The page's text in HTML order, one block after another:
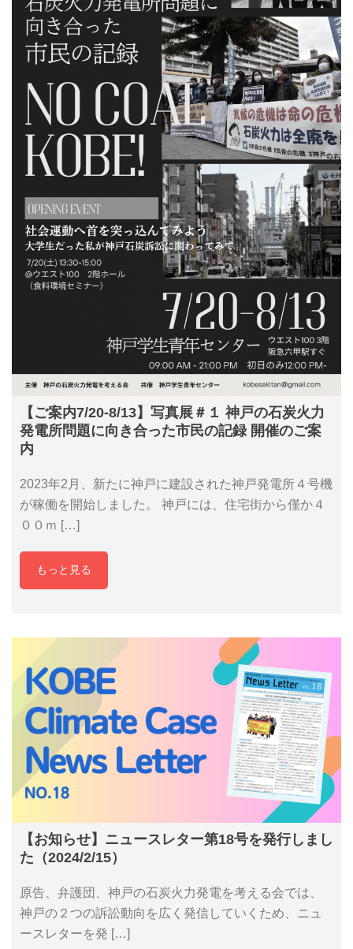
【ご案内7/20‐8/13】写真展＃１ 神戸の石炭火力
発電所問題に向き合った市民の記録 開催のご案
内
2023年2月、新たに神戸に建設された神戸発電所４号機
が稼働を開始しました。 神戸には、住宅街から僅か４
００ｍ […]
もっと見る
【お知らせ】ニュースレター第18号を発行しまし
た（2024/2/15）
原告、弁護団、神戸の石炭火力発電を考える会では、
神戸の２つの訴訟動向を広く発信していくため、ニュ
ースレターを発 […]